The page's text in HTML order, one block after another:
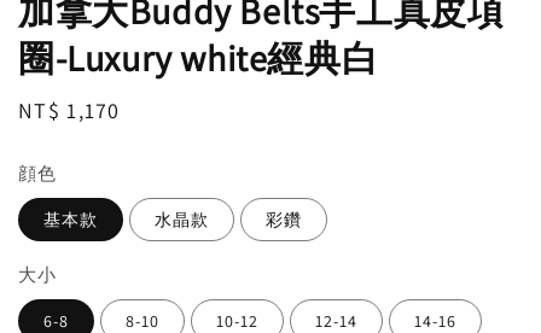
加拿大Buddy Belts手工真皮項
圈-Luxury white經典白
Regular
NT$ 1,170
顔色
基本款 水晶款 彩鑽
大小
6-8 8-10 10-12 12-14 14-16